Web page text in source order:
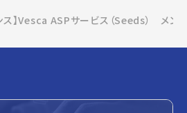
ス】Vesca ASPサービス（Seeds） メン